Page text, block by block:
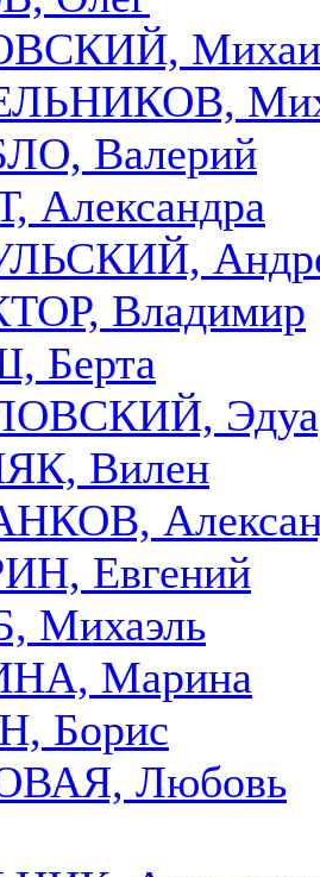
Валерий
Александра
Владимир
Берта
Вилен
Евгений
Михаэль
Марина
Борис
Любовь